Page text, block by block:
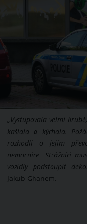
„Vystupovala velmi
kašlala a kýchala.
rozhodli o jejím
nemocnice. Strážníci
vozidly podstoupit
Jakub Ghanem.